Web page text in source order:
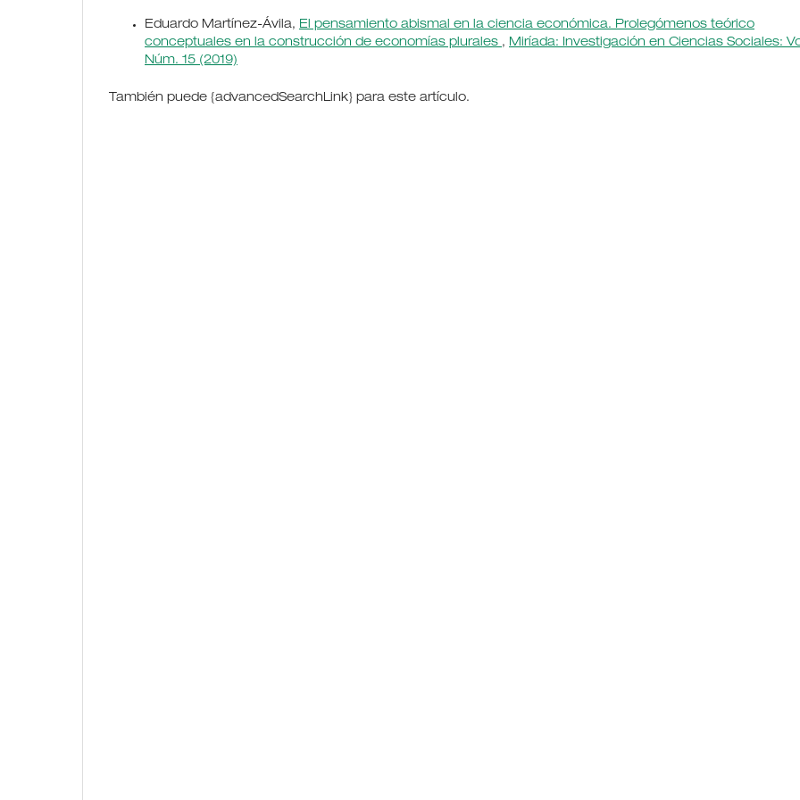
Eduardo Martínez-Ávila, El pensamiento abismal en la ciencia económica. Prolegómenos teórico
conceptuales en la construcción de economías plurales , Miríada: Investigación en Ciencias Sociales:
Núm. 15 (2019)
También puede {advancedSearchLink} para este artículo.